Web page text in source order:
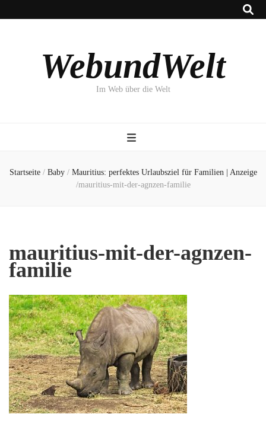
WebundWelt
Im Web über die Welt
Startseite / Baby / Mauritius: perfektes Urlaubsziel für Familien | Anzeige
/mauritius-mit-der-agnzen-familie
mauritius-mit-der-agnzen-
familie